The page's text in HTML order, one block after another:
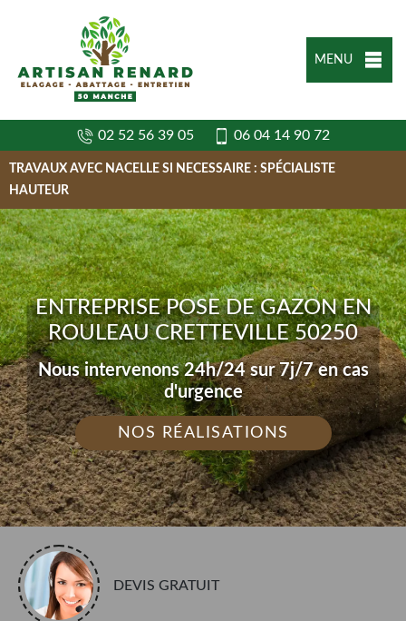
MENU
02 52 56 39 05 06 04 14 90 72
TRAVAUX AVEC NACELLE SI NECESSAIRE : SPÉCIALISTE
HAUTEUR
ENTREPRISE POSE DE GAZON EN
ROULEAU CRETTEVILLE 50250
Nous intervenons 24h/24 sur 7j/7 en cas
d'urgence
NOS RÉALISATIONS
DEVIS GRATUIT